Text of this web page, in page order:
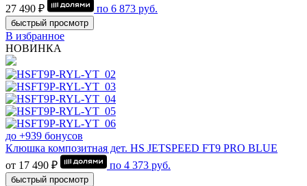
27 490 ₽
по 6 873 руб.
быстрый просмотр
В избранное
НОВИНКА
до +939 бонусов
Клюшка композитная дет. HS JETSPEED FT9 PRO BLUE
от 17 490 ₽
по 4 373 руб.
быстрый просмотр